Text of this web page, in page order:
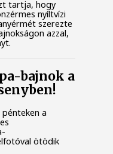
tartja, hogy
nyíltvízi
szerezte
azzal,
bajnok a
a
ötödik